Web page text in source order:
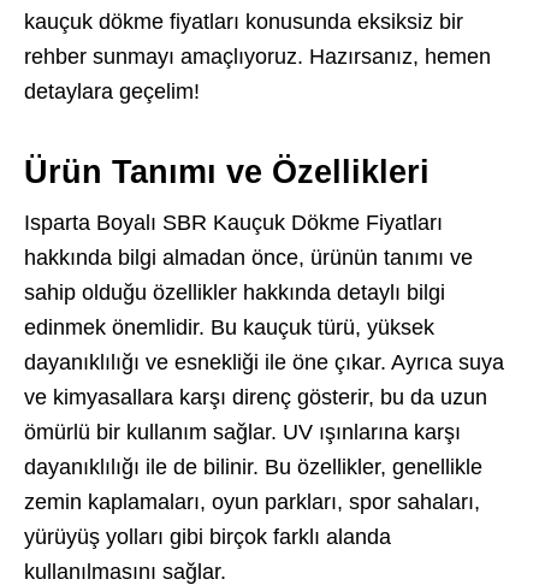
kauçuk dökme fiyatları konusunda eksiksiz bir
rehber sunmayı amaçlıyoruz. Hazırsanız, hemen
detaylara geçelim!
Ürün Tanımı ve Özellikleri
Isparta Boyalı SBR Kauçuk Dökme Fiyatları
hakkında bilgi almadan önce, ürünün tanımı ve
sahip olduğu özellikler hakkında detaylı bilgi
edinmek önemlidir. Bu kauçuk türü, yüksek
dayanıklılığı ve esnekliği ile öne çıkar. Ayrıca suya
ve kimyasallara karşı direnç gösterir, bu da uzun
ömürlü bir kullanım sağlar. UV ışınlarına karşı
dayanıklılığı ile de bilinir. Bu özellikler, genellikle
zemin kaplamaları, oyun parkları, spor sahaları,
yürüyüş yolları gibi birçok farklı alanda
kullanılmasını sağlar.